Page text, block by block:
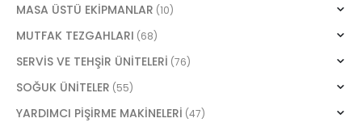
MASA ÜSTÜ EKİPMANLAR (10)
MUTFAK TEZGAHLARI (68)
SERVİS VE TEHŞİR ÜNİTELERİ (76)
SOĞUK ÜNİTELER (55)
YARDIMCI PİŞİRME MAKİNELERİ (47)